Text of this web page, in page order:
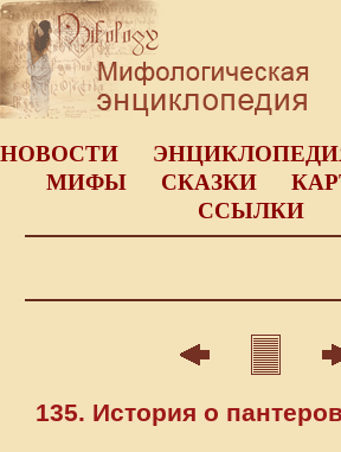
НОВОСТИ
МИФЫ
СКАЗКИ
ССЫЛКИ
135. История о